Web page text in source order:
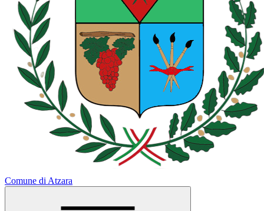
Comune di Atzara